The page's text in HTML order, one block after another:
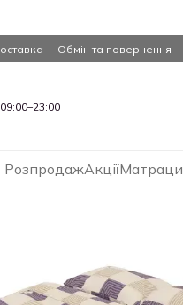
Обмін та повернення
09:00–23:00
РозпродажАкціїМатраци